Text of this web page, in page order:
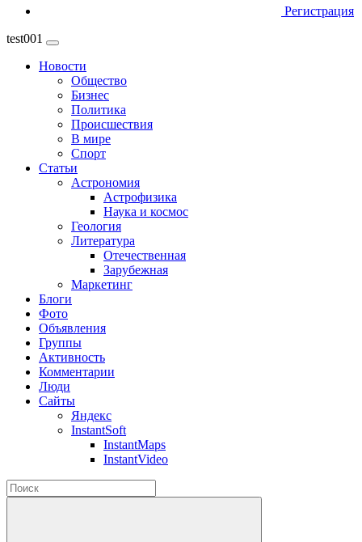
Регистрация
test001
Новости
Общество
Бизнес
Политика
Происшествия
В мире
Спорт
Статьи
Астрономия
Астрофизика
Наука и космос
Геология
Литература
Отечественная
Зарубежная
Маркетинг
Блоги
Фото
Объявления
Группы
Активность
Комментарии
Люди
Сайты
Яндекс
InstantSoft
InstantMaps
InstantVideo